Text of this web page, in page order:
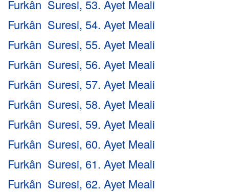
Furkân Suresi, 53. Ayet Meali
Furkân Suresi, 54. Ayet Meali
Furkân Suresi, 55. Ayet Meali
Furkân Suresi, 56. Ayet Meali
Furkân Suresi, 57. Ayet Meali
Furkân Suresi, 58. Ayet Meali
Furkân Suresi, 59. Ayet Meali
Furkân Suresi, 60. Ayet Meali
Furkân Suresi, 61. Ayet Meali
Furkân Suresi, 62. Ayet Meali